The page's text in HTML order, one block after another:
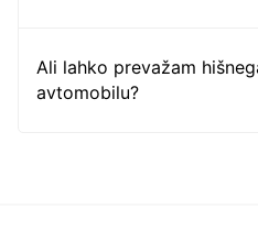
Ali lahko prevažam
avtomobilu?